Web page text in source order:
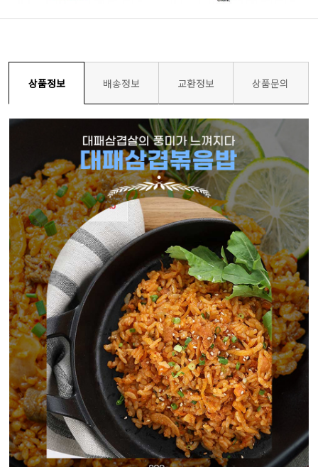
상품정보 배송정보 교환정보 상품문의